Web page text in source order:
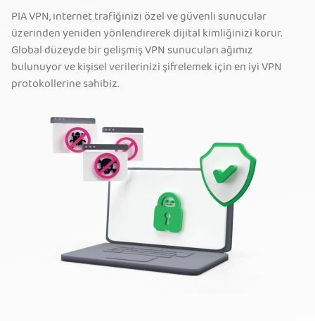
PIA VPN, internet trafiğinizi özel ve güvenli sunucular
üzerinden yeniden yönlendirerek dijital kimliğinizi korur.
Global düzeyde bir gelişmiş VPN sunucuları ağımız
bulunuyor ve kişisel verilerinizi şifrelemek için en iyi VPN
protokollerine sahibiz.